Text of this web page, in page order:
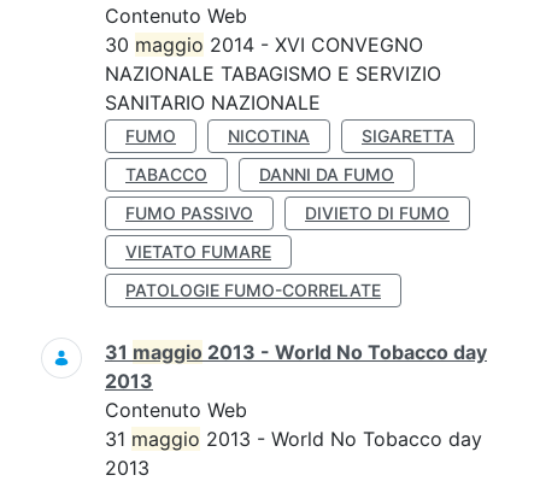
Contenuto Web
30 maggio 2014 - XVI CONVEGNO
NAZIONALE TABAGISMO E SERVIZIO
SANITARIO NAZIONALE
FUMO NICOTINA
SIGARETTA
TABACCO
DANNI DA FUMO
FUMO PASSIVO
DIVIETO DI FUMO
VIETATO FUMARE
PATOLOGIE FUMO-CORRELATE
31 maggio 2013 - World No Tobacco day
2013
Contenuto Web
31 maggio 2013 - World No Tobacco day
2013